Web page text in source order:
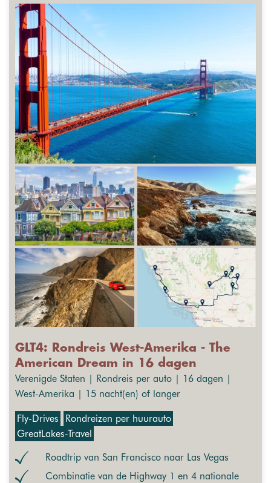
GLT4: Rondreis West-Amerika - The
American Dream in 16 dagen
Verenigde Staten | Rondreis per auto | 16 dagen |
West-Amerika | 15 nacht(en) of langer
Fly-Drives
Rondreizen per huurauto
GreatLakes-Travel
Roadtrip van San Francisco naar Las Vegas
Combinatie van de Highway 1 en 4 nationale